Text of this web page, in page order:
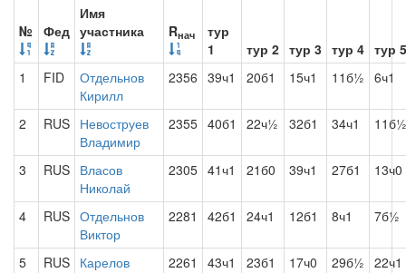
№ Фед
Имя
участника
Rнач
тур
1
тур 2 тур 3 тур 4 тур 5
1
FID
Отдельнов
Кирилл
2356 39ч1 20б1 15ч1 11б½ 6ч1
2 RUS Невоструев
Владимир
2355 40б1 22ч½ 32б1 34ч1 11б½
3 RUS Власов
Николай
2305 41ч1 21б0 39ч1 27б1 13ч0
4 RUS Отдельнов
Виктор
2281 42б1 24ч1 12б1 8ч1 7б½
5 RUS Карелов
2261 43ч1 23б1 17ч0 29б½ 22ч1